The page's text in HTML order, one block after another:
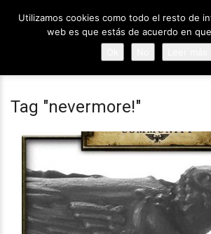
Tag "nevermore!"
Utilizamos cookies como todo el resto de
web es que estás de acuerdo en